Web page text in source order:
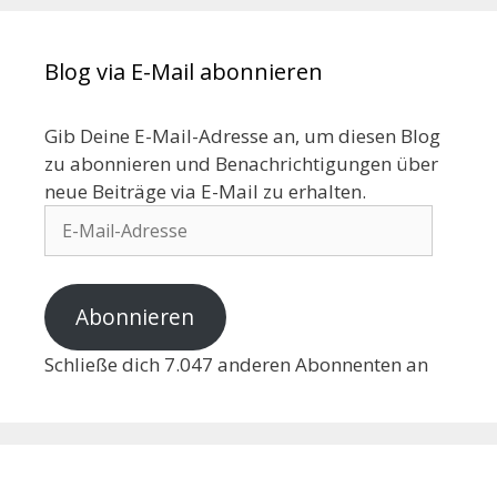
Blog via E-Mail abonnieren
Gib Deine E-Mail-Adresse an, um diesen Blog
zu abonnieren und Benachrichtigungen über
neue Beiträge via E-Mail zu erhalten.
Mail-
Abonnieren
Schließe dich 7.047 anderen Abonnenten an